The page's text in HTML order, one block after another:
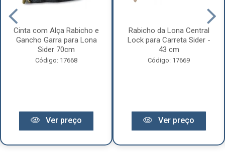
Cinta com Alça Rabicho e
Gancho Garra para Lona
Sider 70cm
Código: 17668
Ver preço
Rabicho da Lona Central
Lock para Carreta Sider -
43 cm
Código: 17669
Ver preço